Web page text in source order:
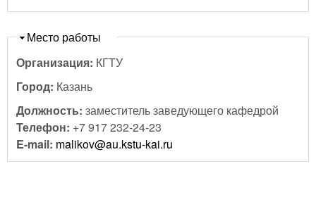
Скрыть
Место работы
Организация: КГТУ
Город: Казань
Должность: заместитель заведующего кафедрой
Телефон: +7 917 232-24-23
E-mail: malikov@au.kstu-kai.ru